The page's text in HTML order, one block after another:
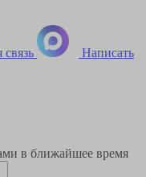
связь Написать
в ближайшее время